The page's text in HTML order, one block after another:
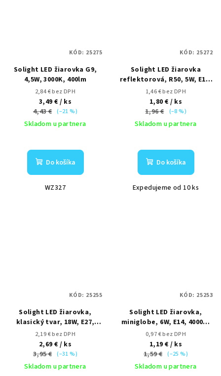
Solight LED žiarovka G9,
4,5W, 3000K, 400lm
2,84 € bez DPH
3,49 € / ks
4,43 € (–21 %)
Skladom u partnera
Do košíka
WZ327
KÓD: 25275
Solight LED žiarovka
reflektorová, R50, 5W, E14,
3000K, 440lm, biele
prevedenie
1,46 € bez DPH
1,80 € / ks
1,96 €
(–8 %)
Skladom u partnera
Do košíka
Expedujeme od 10 ks
KÓD: 25272
Solight LED žiarovka,
klasický tvar, 18W, E27,
3000K, 270°, 1710lm
2,19 € bez DPH
2,69 € / ks
3,95 € (–31 %)
Skladom u partnera
KÓD: 25255
Solight LED žiarovka,
miniglobe, 6W, E14, 4000K,
510lm, biele prevedenie
0,97 € bez DPH
1,19 € / ks
1,59 € (–25 %)
Skladom u partnera
KÓD: 25253